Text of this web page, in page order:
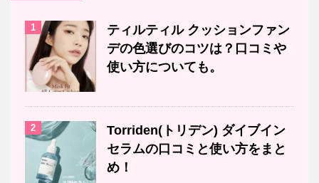
1
ティルティル クッションファン
デの色選びのコツは？口コミや
使い方についても。
2
Torriden(トリデン) ダイブイン
セラムの口コミと使い方をまと
め！